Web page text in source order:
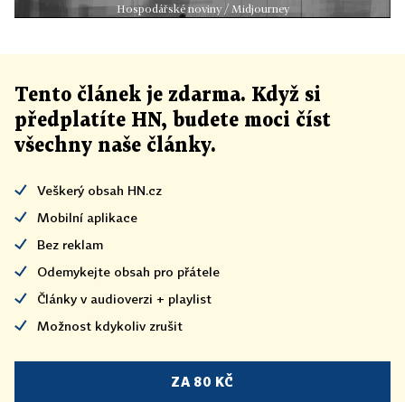
Hospodářské noviny / Midjourney
Tento článek je zdarma. Když si
předplatíte HN, budete moci číst
všechny naše články.
Veškerý obsah HN.cz
Mobilní aplikace
Bez reklam
Odemykejte obsah pro přátele
Články v audioverzi + playlist
Možnost kdykoliv zrušit
ZA 80 KČ